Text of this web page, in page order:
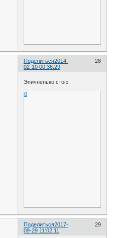
Поделиться 28
2014-
02-10 00:36:29
Эпичненько стою.
0
Поделиться 29
2017-
09-29 11:02:11